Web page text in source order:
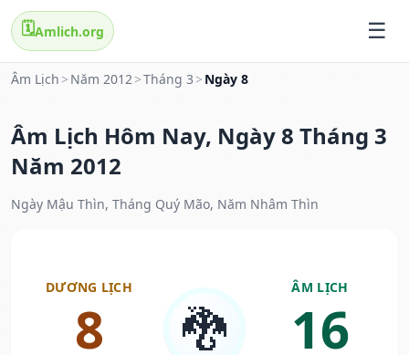
🗓️Amlich.org
Âm Lịch > Năm 2012>Tháng 3 > Ngày 8
Âm Lịch Hôm Nay, Ngày 8 Tháng 3
Năm 2012
Ngày Mậu Thìn, Tháng Quý Mão, Năm Nhâm Thìn
DƯƠNG LỊCH
8 🐉
ÂM LỊCH
16